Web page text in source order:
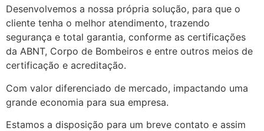
Desenvolvemos a nossa própria solução, para que o
cliente tenha o melhor atendimento, trazendo
segurança e total garantia, conforme as certificações
da ABNT, Corpo de Bombeiros e entre outros meios de
certificação e acreditação.
Com valor diferenciado de mercado, impactando uma
grande economia para sua empresa.
Estamos a disposição para um breve contato e assim